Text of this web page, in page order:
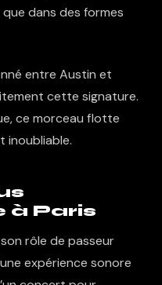
dans des formes
entre Austin et
cette signature.
ce morceau flotte
inoubliable.
à Paris
rôle de passeur
expérience sonore